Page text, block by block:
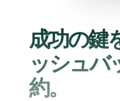
成功の鍵
ッシュバ
約。